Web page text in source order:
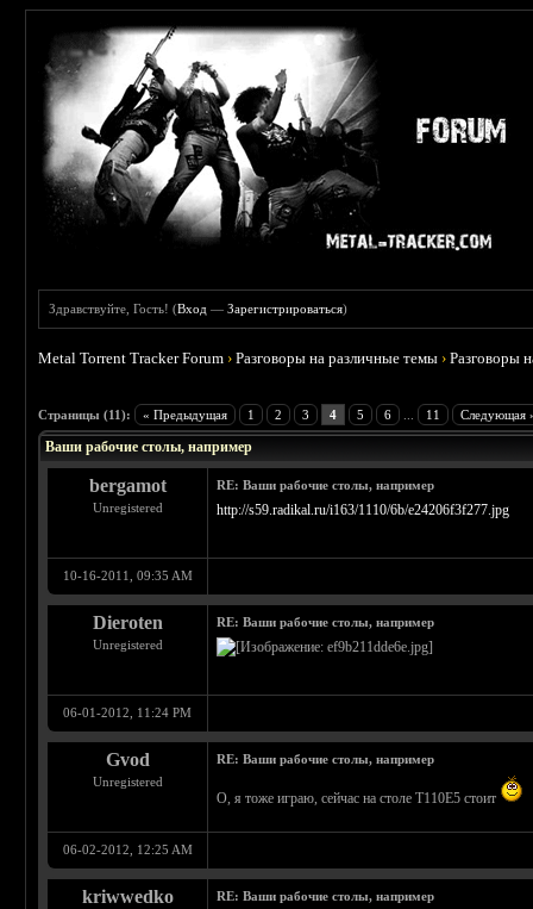
Здравствуйте, Гость! (Вход —Зарегистрироваться)
Metal Torrent Tracker Forum ›Разговоры на различные темы ›Разговоры
Страницы (11): « Предыдущая 1 2 3 4 5 6 11 Следующая
Ваши рабочие столы, например
bergamot
Unregistered
RE: Ваши рабочие столы, например
http://s59.radikal.ru/i163/1110/6b/e24206f3f277.jpg
10-16-2011, 09:35 AM
Dieroten
Unregistered
RE: Ваши рабочие столы, например
06-01-2012, 11:24 PM
Gvod
Unregistered
RE: Ваши рабочие столы, например
О, я тоже играю, сейчас на столе Т110Е5 стоит
06-02-2012, 12:25 AM
kriwwedko RE: Ваши рабочие столы, например